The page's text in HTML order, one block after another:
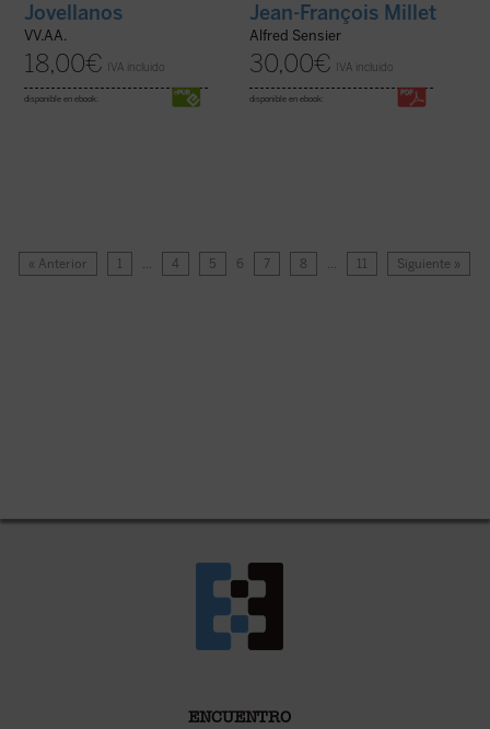
Jovellanos
VV.AA.
18,00€ IVA incluido
disponible en ebook:
Jean-François Millet
Alfred Sensier
30,00€ IVA incluido
disponible en ebook:
« Anterior 1 … 4 5 6 7 8 … 11 Siguiente »
ENCUENTRO